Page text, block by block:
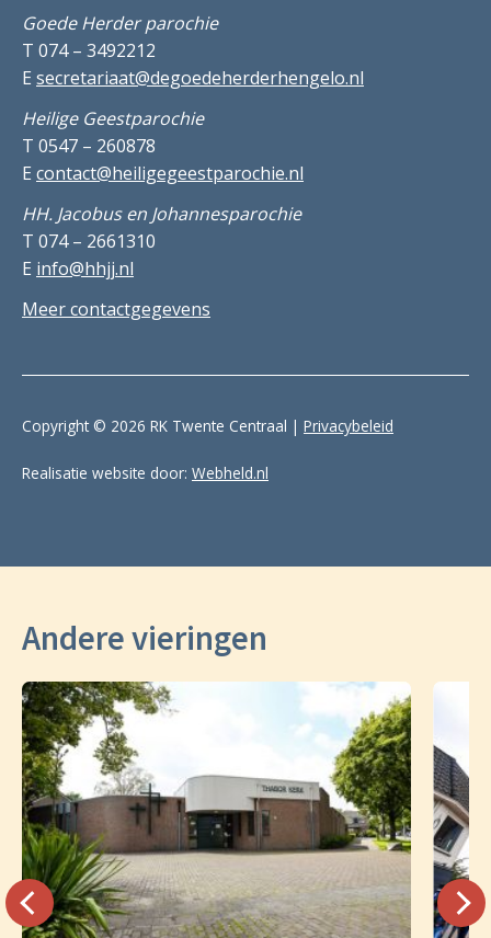
Goede Herder parochie
T 074 – 3492212
E secretariaat@degoedeherderhengelo.nl
Heilige Geestparochie
T 0547 – 260878
E contact@heiligegeestparochie.nl
HH. Jacobus en Johannesparochie
T 074 – 2661310
E info@hhjj.nl
Meer contactgegevens
Copyright © 2026 RK Twente Centraal | Privacybeleid
Realisatie website door: Webheld.nl
Andere vieringen